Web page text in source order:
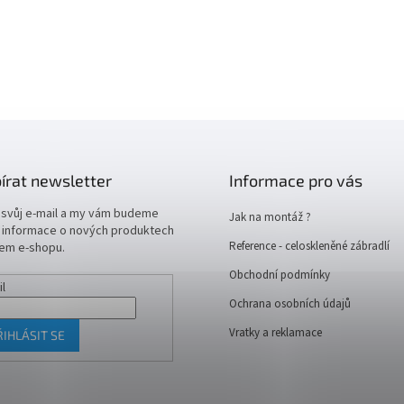
newsletter
e-mail a my vám budeme
o nových produktech
e-shopu.
SE
Informace pro vás
Jak na montáž ?
Reference - celoskleněné zábradlí
Obchodní podmínky
Ochrana osobních údajů
Vratky a reklamace